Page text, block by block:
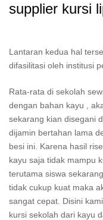
supplier kursi
Lantaran kedua hal
difasilitasi oleh institusi
Rata-rata di sekolah
dengan bahan kayu ,
sekarang kian disegani
dijamin bertahan lama
besi ini. Karena hasil
kayu saja tidak mampu
terutama siswa
tidak cukup kuat maka
sangat cepat. Disini
kursi sekolah dari kayu